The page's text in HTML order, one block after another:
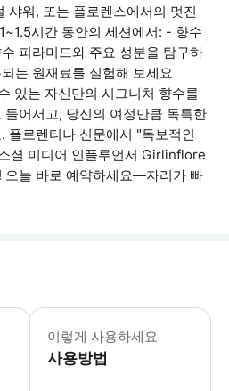
샤워, 또는 플로렌스에서의 멋진
시간 동안의 세션에서: - 향수
피라미드와 주요 성분을 탐구하
는 원재료를 실험해 보세요
있는 자신만의 시그니처 향수를
어서고, 당신의 여정만큼 독특한
플로렌티나 신문에서 "독보적인
셜 미디어 인플루언서 Girlinflore
오늘 바로 예약하세요—자리가 빠
워크숍 당일에는 향수나 기타 향이
이렇게 사용하세요
사용방법